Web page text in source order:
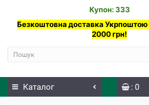
Купон: 333
Безкоштовна доставка Укрпоштою
2000 грн!
Каталог : 0